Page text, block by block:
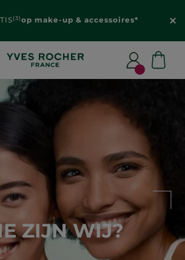
(3)op make-up & accessoires*
ZIJN WIJ?